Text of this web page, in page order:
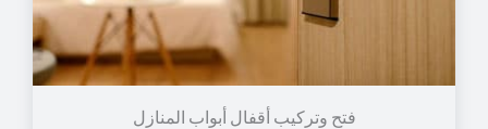
فتح وتركيب أقفال أبواب المنازل